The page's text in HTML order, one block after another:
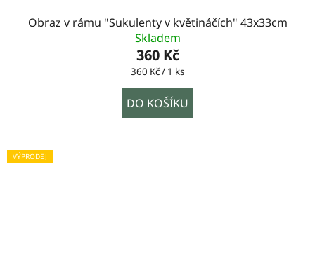
Obraz v rámu "Sukulenty v květináčích" 43x33cm
Skladem
360 Kč
Měrná
360 Kč / 1 ks
DO KOŠÍKU
VÝPRODEJ